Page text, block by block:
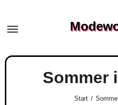
content
Sommer
Start